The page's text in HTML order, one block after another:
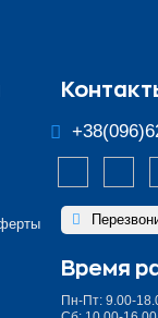
Время
Пн-Пт: 9.00-